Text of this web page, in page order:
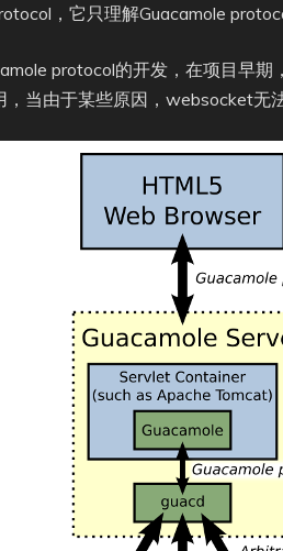
，它只理解Guacamole
protocol的开发，在项目早
，当由于某些原因，websocket